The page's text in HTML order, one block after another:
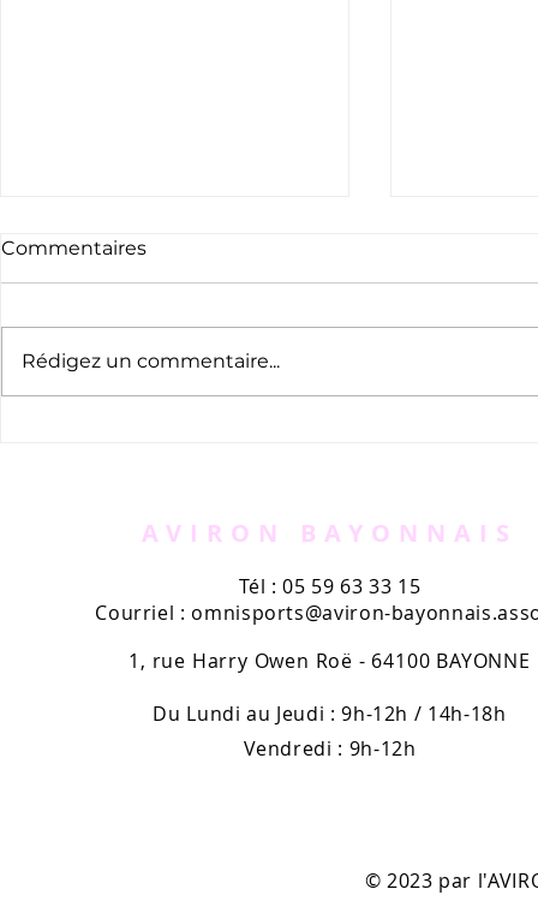
Commentaires
Rédigez un commentaire...
AVIRON BAYONNAIS
Tél : 05 59 63 33 15
Courriel : omnisports@aviron-
1, rue Harry Owen Roë - 64100 BAYONNE
Du Lundi au Jeudi : 9h-12h / 14h-18h
Vendredi : 9h-12h
© 2023 par